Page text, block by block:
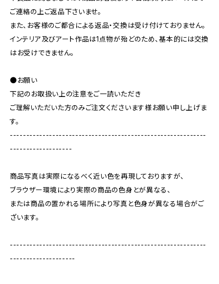
ご連絡の上ご返品下さいませ。
また、お客様のご都合による返品・交換は受け付けておりません。
インテリア及びアート作品は1点物が殆どのため、基本的には交換
はお受けできません。
●お願い
下記のお取扱い上の注意をご一読いただき
ご理解いただいた方のみご注文くださいます様お願い申し上げま
す。
------------------------------------------------------------
-------------------
商品写真は実際になるべく近い色を再現しておりますが、
ブラウザー環境により実際の商品の色身とが異なる、
または商品の置かれる場所により写真と色身が異なる場合がご
ざいます。
------------------------------------------------------------
--------------------